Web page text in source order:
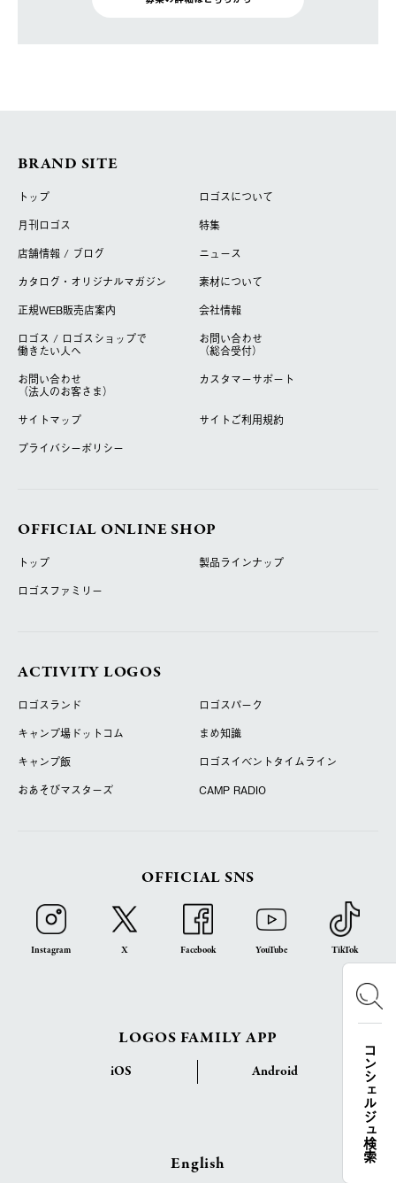
コンシェルジュ検索
BRAND SITE
トップ
ロゴスについて
月刊ロゴス
特集
店舗情報 / ブログ
ニュース
カタログ・オリジナルマガジン
素材について
正規WEB販売店案内
会社情報
ロゴス / ロゴスショップで
働きたい人へ
お問い合わせ
（総合受付）
お問い合わせ
（法人のお客さま）
カスタマーサポート
サイトマップ
サイトご利用規約
プライバシーポリシー
OFFICIAL ONLINE SHOP
トップ
製品ラインナップ
ロゴスファミリー
ACTIVITY LOGOS
ロゴスランド
ロゴスパーク
キャンプ場ドットコム
まめ知識
キャンプ飯
ロゴスイベントタイムライン
おあそびマスターズ
CAMP RADIO
OFFICIAL SNS
Instagram X Facebook YouTube TikTok
LOGOS FAMILY APP
iOS Android
English